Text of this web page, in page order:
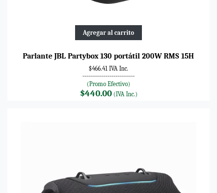
Agregar al carrito
Parlante JBL Partybox 130 portátil 200W RMS 15H
$466.41 IVA Inc.
---------------------------
(Promo Efectivo)
$440.00(IVA Inc.)